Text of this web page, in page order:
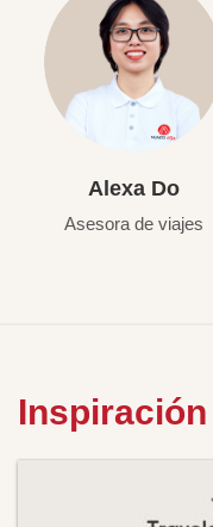
Alexa Do
Asesora de viajes
Inspiración